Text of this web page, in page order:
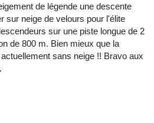
de légende une descente
sur neige de velours pour l'élite
sur une piste longue de 2
de 800 m. Bien mieux que la
sans neige !! Bravo aux